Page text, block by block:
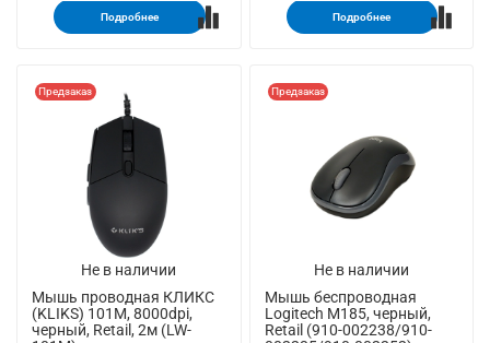
Подробнее Подробнее
Не в наличии
Предзаказ
Мышь проводная КЛИКС
(KLIKS) 101M, 8000dpi,
черный, Retail, 2м (LW-
Не в наличии
Предзаказ
Мышь беспроводная
Logitech M185, черный,
Retail (910-002238/910-